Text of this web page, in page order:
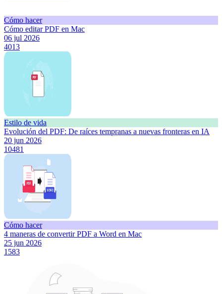
Cómo hacer
Cómo editar PDF en Mac
06 jul 2026
4013
Estilo de vida
Evolución del PDF: De raíces tempranas a nuevas fronteras en IA
20 jun 2026
10481
Cómo hacer
4 maneras de convertir PDF a Word en Mac
25 jun 2026
1583